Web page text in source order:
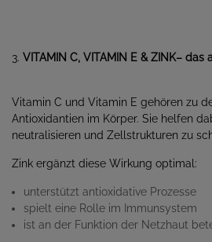
3. VITAMIN C, VITAMIN E & ZINK– das
Vitamin C und Vitamin E gehören zu
Antioxidantien im Körper. Sie helfen
neutralisieren und Zellstrukturen zu
Zink ergänzt diese Wirkung optimal:
unterstützt antioxidative Prozesse
spielt eine Rolle im Immunsystem
ist an der Funktion der Netzhaut